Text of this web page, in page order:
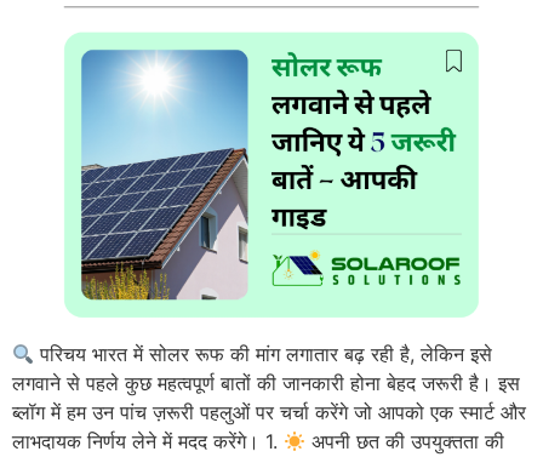
परिचय भारत में सोलर रूफ की मांग लगातार बढ़ रही है, लेकिन इसे
लगवाने से पहले कुछ महत्वपूर्ण बातों की जानकारी होना बेहद जरूरी है। इस
ब्लॉग में हम उन पांच ज़रूरी पहलुओं पर चर्चा करेंगे जो आपको एक स्मार्ट और
लाभदायक निर्णय लेने में मदद करेंगे। 1.
अपनी छत की उपयुक्तता की